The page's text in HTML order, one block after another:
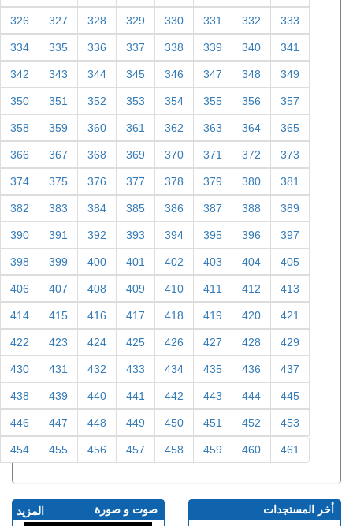
310 311 312 313 314 315 316 317
318 319 320 321 322 323 324 325
326 327 328 329 330 331 332 333
334 335 336 337 338 339 340 341
342 343 344 345 346 347 348 349
350 351 352 353 354 355 356 357
358 359 360 361 362 363 364 365
366 367 368 369 370 371 372 373
374 375 376 377 378 379 380 381
382 383 384 385 386 387 388 389
390 391 392 393 394 395 396 397
398 399 400 401 402 403 404 405
406 407 408 409 410 411 412 413
414 415 416 417 418 419 420 421
422 423 424 425 426 427 428 429
430 431 432 433 434 435 436 437
438 439 440 441 442 443 444 445
454 455 456 457 459 460 461